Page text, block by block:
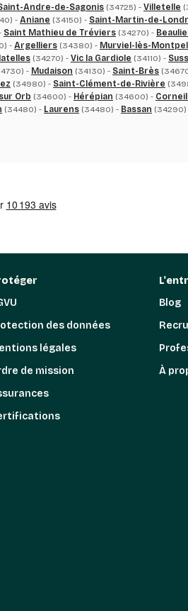
Andre-de-Sagonis (34725) - Villetelle
- Aniane (34150) - Saint-Martin-de-
Saint Mathieu de Tréviers (34270) -
- Argelliers (34380) - Murviel-lès-
(34270) - Vic la Gardiole (34110) -
- Mudaison (34130) - Saint-Brès
(34980) - Saint-Clément-de-Rivière
Orb (34600) - Hérépian (34600) -
(34480) - Laurens (34480) - Bassan (34290)
des données
légales
de mission
Blog
À